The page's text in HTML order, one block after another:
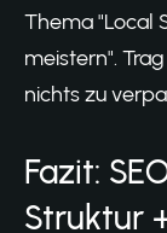
Thema "Local
meistern".
nichts zu
Fazit:
Struktur